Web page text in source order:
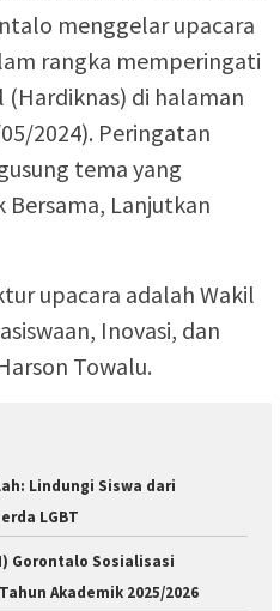
menggelar upacara
rangka memperingati
(Hardiknas) di halaman
2024). Peringatan
tema yang
Bersama, Lanjutkan
upacara adalah Wakil
Inovasi, dan
Towalu.
Lindungi Siswa dari
LGBT
Gorontalo Sosialisasi
Akademik 2025/2026